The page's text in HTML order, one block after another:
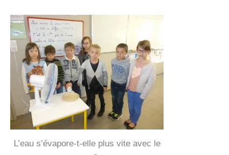
L’eau s’évapore-t-elle plus vite avec le